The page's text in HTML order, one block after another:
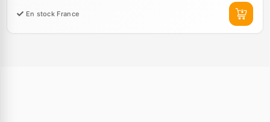
En stock France